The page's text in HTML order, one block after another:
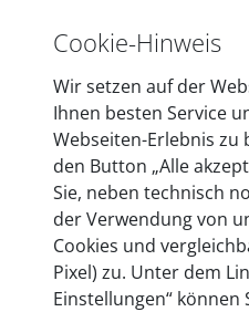
Mehr als 10
In den Kfz-
mehr als 10 Jahre
entwickeln wir unsere
Berlin laufend weiter.
heute mehr als
Cookie-Hinweis
Wir setzen auf der
Ihnen besten Service
Webseiten-Erlebnis zu
den Button „Alle
Sie, neben technisch
der Verwendung von
Cookies und
Pixel) zu. Unter dem
Einstellungen“ können